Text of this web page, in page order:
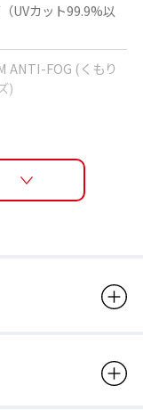
ーを支える定番モ
を確保し、痛みを感
上級者まで幅広く愛
デルです。
大な信頼を得てい
UVカット99.9%以
ANTI-FOG (くもり
)
：ポリカーボネー
ョン：エラストマ